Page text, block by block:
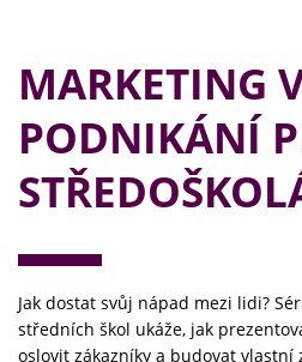
MARKETING
PODNIKÁNÍ
Jak dostat svůj nápad mezi lidi?
středních škol ukáže, jak
oslovit zákazníky a budovat vlastní